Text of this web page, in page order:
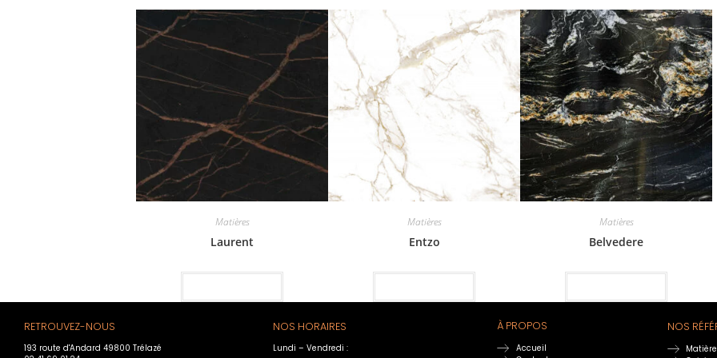
Matières
Laurent
Matières
Entzo
Matières
Belvedere
RETROUVEZ-NOUS
193 route d'Andard 49800 Trélazé
NOS HORAIRES
Lundi – Vendredi :
À PROPOS
Accueil
NOS